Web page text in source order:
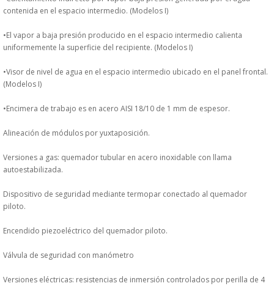
CRISTALERIA
CUBIERTOS
ELECTRODOM�STICOS
PERSONAL
MAQUINARIA CALIENTE
contenida en el espacio intermedio. (Modelos I)
•El vapor a baja presión producido en el espacio intermedio calienta
uniformemente la superficie del recipiente. (Modelos I)
•Visor de nivel de agua en el espacio intermedio ubicado en el panel frontal.
(Modelos I)
•Encimera de trabajo es en acero AISI 18/10 de 1 mm de espesor.
Alineación de módulos por yuxtaposición.
Versiones a gas: quemador tubular en acero inoxidable con llama
autoestabilizada.
Dispositivo de seguridad mediante termopar conectado al quemador
piloto.
Encendido piezoeléctrico del quemador piloto.
Válvula de seguridad con manómetro
Versiones eléctricas: resistencias de inmersión controlados por perilla de 4